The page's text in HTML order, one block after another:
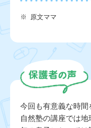
※ 原文ママ
今回も有意義な時
自然塾の講座では